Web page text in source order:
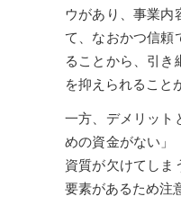
ウがあり、事業内
て、なおかつ信頼
ることから、引き
を抑えられること
一方、デメリット
めの資金がない」
資質が欠けてしま
要素があるため注